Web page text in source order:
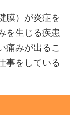
膜）が炎症を
を生じる疾患
痛みが出るこ
事をしている